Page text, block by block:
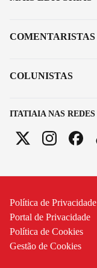
ITATIAIA NAS REDES
COMENTARISTAS
COLUNISTAS
Política de Privacidade
Portal de Privacidade
Política de Cookies
Gestão de Cookies